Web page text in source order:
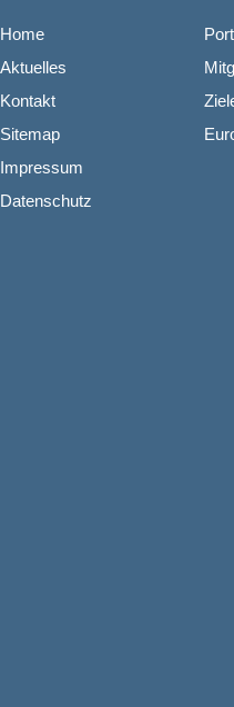
Home
Aktuelles
Kontakt
Sitemap
Impressum
Datenschutz